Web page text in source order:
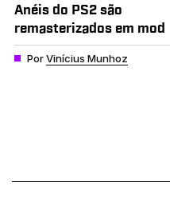
Anéis do PS2 são
remasterizados em mod
PorVinícius Munhoz